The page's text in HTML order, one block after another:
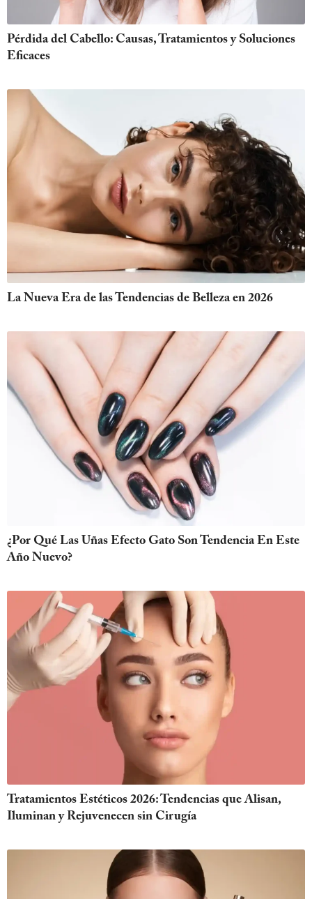
Pérdida del Cabello: Causas, Tratamientos y Soluciones
Eficaces
La Nueva Era de las Tendencias de Belleza en 2026
¿Por Qué Las Uñas Efecto Gato Son Tendencia En Este
Año Nuevo?
Tratamientos Estéticos 2026: Tendencias que Alisan,
Iluminan y Rejuvenecen sin Cirugía